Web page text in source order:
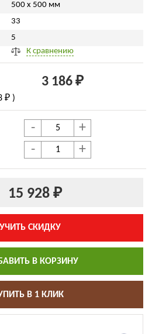
500 x 500 мм
33
5
К сравнению
3 186 ₽
₽ )
- +
- +
15 928 ₽
СКИДКУ
В КОРЗИНУ
В 1 КЛИК